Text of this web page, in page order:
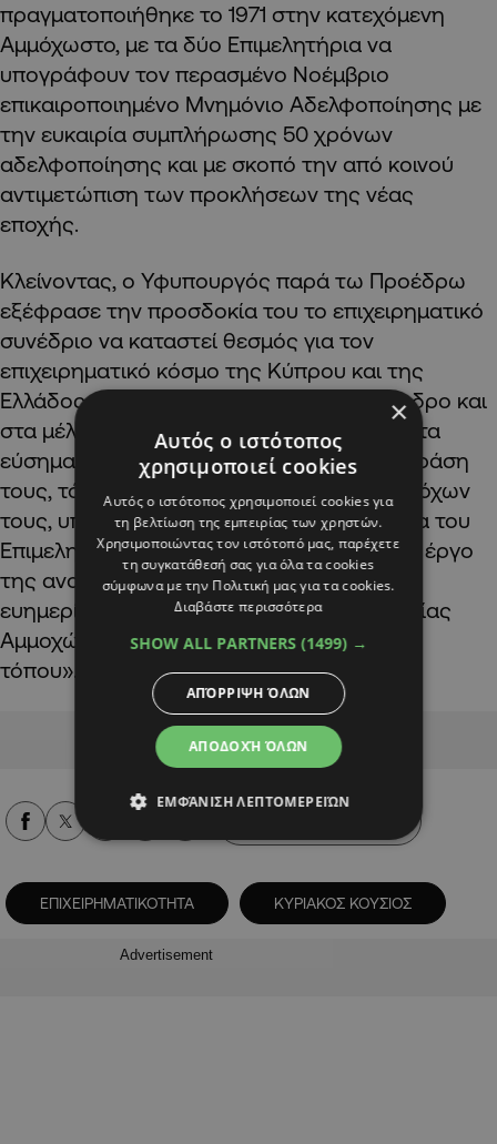
πραγματοποιήθηκε το 1971 στην κατεχόμενη
Αμμόχωστο, με τα δύο Επιμελητήρια να
υπογράφουν τον περασμένο Νοέμβριο
επικαιροποιημένο Μνημόνιο Αδελφοποίησης με
την ευκαιρία συμπλήρωσης 50 χρόνων
αδελφοποίησης και με σκοπό την από κοινού
αντιμετώπιση των προκλήσεων της νέας
εποχής.
Κλείνοντας, ο Υφυπουργός παρά τω Προέδρω
εξέφρασε την προσδοκία του το επιχειρηματικό
συνέδριο να καταστεί θεσμός για τον
επιχειρηματικό κόσμο της Κύπρου και της
Ελλάδος, ενώ απευθυνόμενος στον Πρόεδρο και
στα μέλη του ΕΒΕ Αμμοχώστου, απέδωσε τα
εύσημα της Πολιτείας για την αξιέπαινη δράση
τους, τόσο των ιδίων όσο και των προκατόχων
τους, υπογραμμίζοντας πως «η όλη πορεία του
Επιμελητηρίου συνέβαλε καθοριστικά στο έργο
της ανοικοδόμησης, της προόδου και της
ευημερίας των επιχειρηματιών της επαρχίας
Αμμοχώστου αλλά και της οικονομίας του
τόπου».
Advertisement
ΕΠΙΧΕΙΡΗΜΑΤΙΚΟΤΗΤΑ ΚΥΡΙΑΚΟΣ ΚΟΥΣΙΟΣ
Advertisement
×
Αυτός ο ιστότοπος
χρησιμοποιεί cookies
Αυτός ο ιστότοπος χρησιμοποιεί cookies για
τη βελτίωση της εμπειρίας των χρηστών.
Χρησιμοποιώντας τον ιστότοπό μας, παρέχετε
τη συγκατάθεσή σας για όλα τα cookies
σύμφωνα με την Πολιτική μας για τα cookies.
Διαβάστε περισσότερα
SHOW ALL PARTNERS (1499) →
ΑΠΟΔΟΧΉ ΌΛΩΝ
ΑΠΌΡΡΙΨΗ ΌΛΩΝ
ΕΜΦΆΝΙΣΗ ΛΕΠΤΟΜΕΡΕΙΏΝ